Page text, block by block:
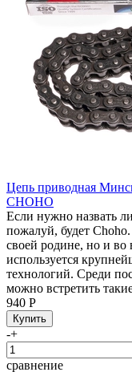
Цепь приводная
CHOHO
Если нужно назвать
пожалуй, будет
своей родине, но и во
используется
технологий. Среди
можно встретить
940 Р
-+
сравнение